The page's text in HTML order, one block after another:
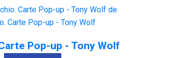
Pop-up - Tony Wolf